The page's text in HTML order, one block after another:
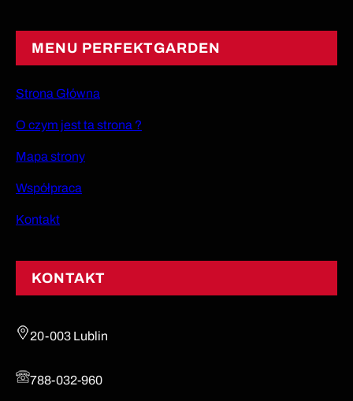
MENU PERFEKTGARDEN
Strona Główna
O czym jest ta strona ?
Mapa strony
Współpraca
Kontakt
KONTAKT
20-003 Lublin
788-032-960